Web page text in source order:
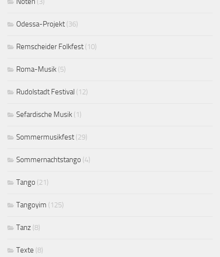
Odessa-Projekt (36)
Remscheider Folkfest (10)
Roma-Musik (5)
Rudolstadt Festival (12)
Sefardische Musik (1)
Sommermusikfest (29)
Sommernachtstango (4)
Tango (21)
Tangoyim (125)
Tanz (8)
Texte (8)